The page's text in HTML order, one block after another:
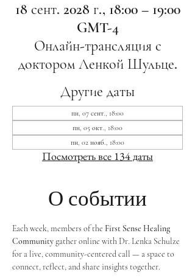
18 сент. 2028 г., 18:00 – 19:00
GMT-4
Онлайн-трансляция с
доктором Ленкой Шульце.
Другие даты
пн, 07 сент., 18:00
пн, 05 окт., 18:00
пн, 02 нояб., 18:00
Посмотреть все 134 даты
О событии
Each week, members of the First Sense Healing
Community gather online with Dr. Lenka Schulze
for a live, community-centered call — a space to
connect, reflect, and share insights together.